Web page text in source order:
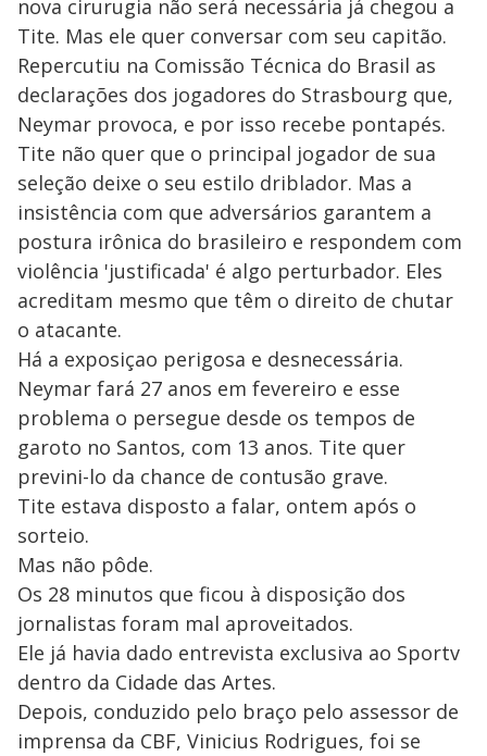
nova cirurugia não será necessária já chegou a
Tite. Mas ele quer conversar com seu capitão.
Repercutiu na Comissão Técnica do Brasil as
declarações dos jogadores do Strasbourg que,
Neymar provoca, e por isso recebe pontapés.
Tite não quer que o principal jogador de sua
seleção deixe o seu estilo driblador. Mas a
insistência com que adversários garantem a
postura irônica do brasileiro e respondem com
violência 'justificada' é algo perturbador. Eles
acreditam mesmo que têm o direito de chutar
o atacante.
Há a exposiçao perigosa e desnecessária.
Neymar fará 27 anos em fevereiro e esse
problema o persegue desde os tempos de
garoto no Santos, com 13 anos. Tite quer
previni-lo da chance de contusão grave.
Tite estava disposto a falar, ontem após o
sorteio.
Mas não pôde.
Os 28 minutos que ficou à disposição dos
jornalistas foram mal aproveitados.
Ele já havia dado entrevista exclusiva ao Sportv
dentro da Cidade das Artes.
Depois, conduzido pelo braço pelo assessor de
imprensa da CBF, Vinicius Rodrigues, foi se